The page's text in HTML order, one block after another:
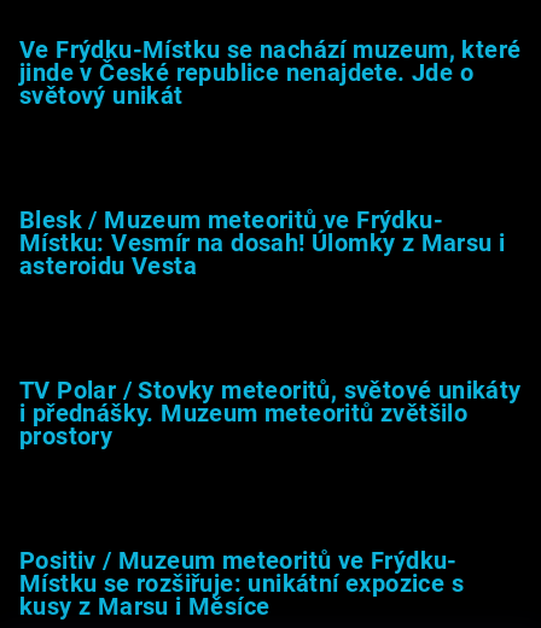
Ve Frýdku-Místku se nachází muzeum, které
jinde v České republice nenajdete. Jde o
světový unikát
Blesk / Muzeum meteoritů ve Frýdku-
Místku: Vesmír na dosah! Úlomky z Marsu i
asteroidu Vesta
TV Polar / Stovky meteoritů, světové unikáty
i přednášky. Muzeum meteoritů zvětšilo
prostory
Positiv / Muzeum meteoritů ve Frýdku-
Místku se rozšiřuje: unikátní expozice s
kusy z Marsu i Měsíce